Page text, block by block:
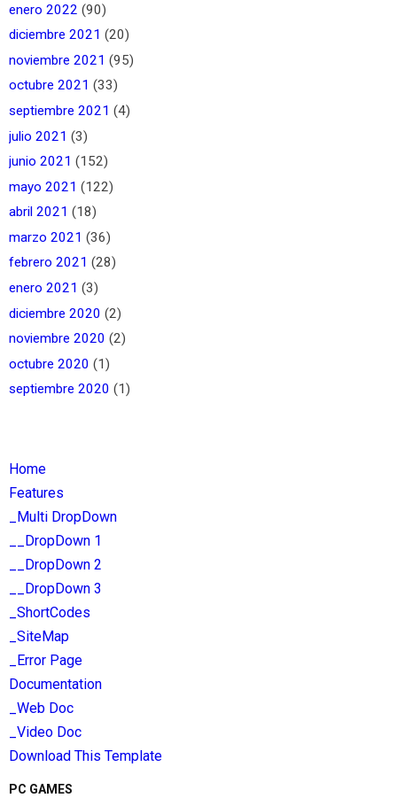
enero 2022 (90)
diciembre 2021 (20)
noviembre 2021 (95)
octubre 2021 (33)
septiembre 2021 (4)
julio 2021 (3)
junio 2021 (152)
mayo 2021 (122)
abril 2021 (18)
marzo 2021 (36)
febrero 2021 (28)
enero 2021 (3)
diciembre 2020 (2)
noviembre 2020 (2)
octubre 2020 (1)
septiembre 2020 (1)
Home
Features
_Multi DropDown
__DropDown 1
__DropDown 2
__DropDown 3
_ShortCodes
_SiteMap
_Error Page
Documentation
_Web Doc
_Video Doc
Download This Template
PC GAMES